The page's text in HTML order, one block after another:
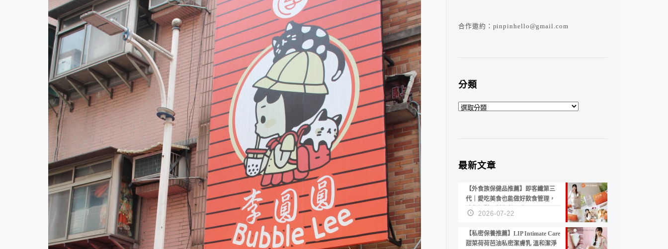
合作邀約：pinpinhello@gmail.com
分類
分
最新文章
【外食族保健品推薦】即客纖第三
代｜愛吃美食也能做好飲食管理，
陪你輕鬆面對聚餐日常！
2026-07-22
【私密保養推薦】LIP Intimate Care
甜菜荷荷芭油私密潔膚乳 溫和潔淨